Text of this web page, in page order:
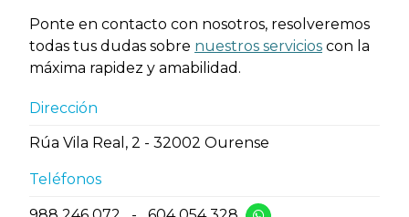
Ponte en contacto con nosotros, resolveremos
todas tus dudas sobre nuestros servicios con la
máxima rapidez y amabilidad.
Dirección
Rúa Vila Real, 2 - 32002 Ourense
Teléfonos